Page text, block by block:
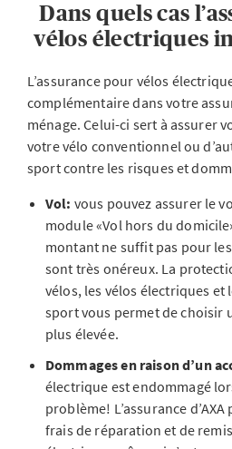
Dans quels cas
vélos électriques
L’assurance pour vélos
complémentaire dans votre
ménage. Celui-ci sert à assurer
votre vélo conventionnel ou
sport contre les risques et
Vol: vous pouvez assurer le
module «Vol hors du
montant ne suffit pas pour
sont très onéreux. La
vélos, les vélos électriques et
sport vous permet de choisir
plus élevée.
Dommages en raison d’un
électrique est endommagé
problème! L’assurance
frais de réparation et de